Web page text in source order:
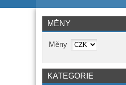
MĚNY
Měny
KATEGORIE